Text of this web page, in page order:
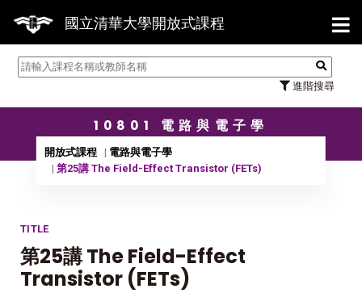
國立清華大學開放式課程
進階搜尋
【7/
10801 電路與電子學
開放式課程
電路與電子學
第25講 The Field-Effect Transistor (FETs)
TITLE
第25講 The Field-Effect
Transistor (FETs)